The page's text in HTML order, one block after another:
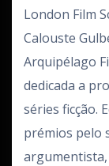
London Film
Calouste
Arquipélago
dedicada a
séries ficção.
prémios pelo